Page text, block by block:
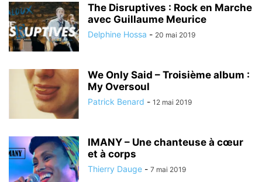
The Disruptives : Rock en Marche
avec Guillaume Meurice
Delphine Hossa - 20 mai 2019
We Only Said – Troisième album :
My Oversoul
Patrick Benard - 12 mai 2019
IMANY – Une chanteuse à cœur
et à corps
Thierry Dauge - 7 mai 2019